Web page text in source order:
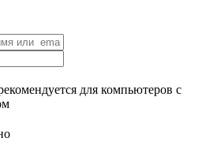
для компьютеров с